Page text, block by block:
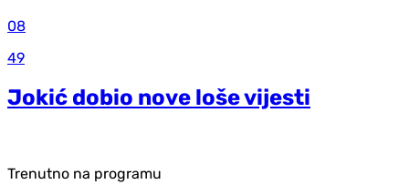
08
49
Jokić dobio nove loše vijesti
Trenutno na programu